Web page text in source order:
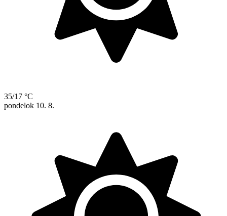
35/17 °C
pondelok 10. 8.